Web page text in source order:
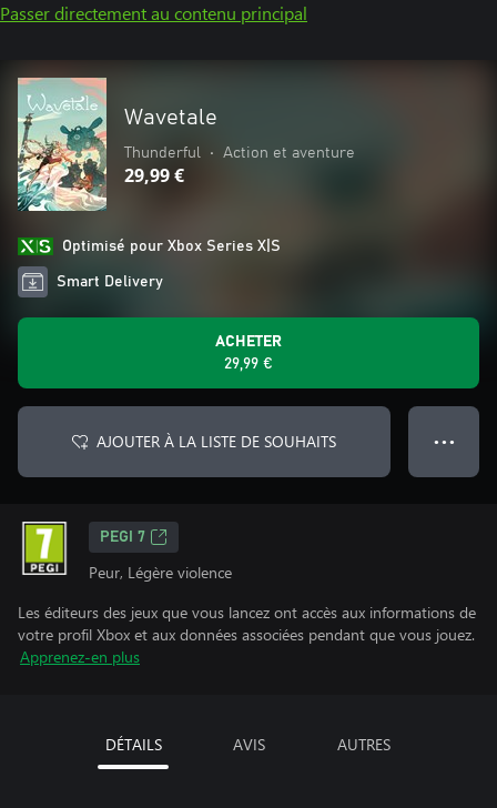
Passer directement au contenu principal
Wavetale
Thunderful • Action et aventure
29,99 €
Optimisé pour Xbox Series X|S
Smart Delivery
ACHETER
29,99 €
AJOUTER À LA LISTE DE SOUHAITS ● ● ●
PEGI 7
Peur, Légère violence
Les éditeurs des jeux que vous lancez ont accès aux informations de
votre profil Xbox et aux données associées pendant que vous jouez.
Apprenez-en plus
DÉTAILS AVIS AUTRES